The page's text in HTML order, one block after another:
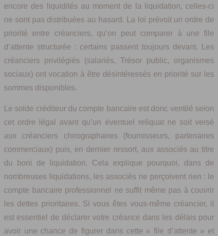
encore des liquidités au moment de la liquidation, celles-ci
ne sont pas distribuées au hasard. La loi prévoit un ordre de
priorité entre créanciers, qu’on peut comparer à une file
d’attente structurée : certains passent toujours devant. Les
créanciers privilégiés (salariés, Trésor public, organismes
sociaux) ont vocation à être désintéressés en priorité sur les
sommes disponibles.
Le solde créditeur du compte bancaire est donc ventilé selon
cet ordre légal avant qu’un éventuel reliquat ne soit versé
aux créanciers chirographaires (fournisseurs, partenaires
commerciaux) puis, en dernier ressort, aux associés au titre
du boni de liquidation. Cela explique pourquoi, dans de
nombreuses liquidations, les associés ne perçoivent rien : le
compte bancaire professionnel ne suffit même pas à couvrir
les dettes prioritaires. Si vous êtes vous-même créancier, il
est essentiel de déclarer votre créance dans les délais pour
avoir une chance de figurer dans cette « file d’attente » et